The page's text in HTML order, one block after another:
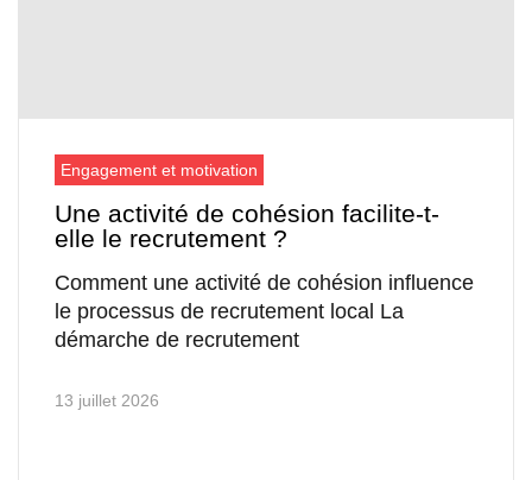
Engagement et motivation
Une activité de cohésion facilite-t-
elle le recrutement ?
Comment une activité de cohésion influence
le processus de recrutement local La
démarche de recrutement
13 juillet 2026